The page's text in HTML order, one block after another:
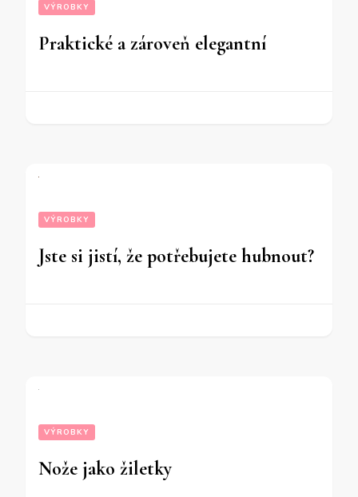
VÝROBKY
Praktické a zároveň elegantní
VÝROBKY
Jste si jistí, že potřebujete hubnout?
VÝROBKY
Nože jako žiletky